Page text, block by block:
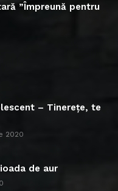
”Împreună pentru
– Tinerețe, te
2020
de aur